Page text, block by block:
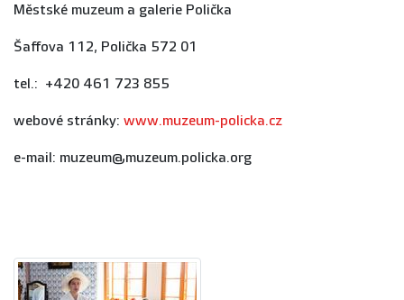
Městské muzeum a galerie Polička
Šaffova 112, Polička 572 01
tel.: +420 461 723 855
webové stránky: www.muzeum-policka.cz
e-mail: muzeum@muzeum.policka.org